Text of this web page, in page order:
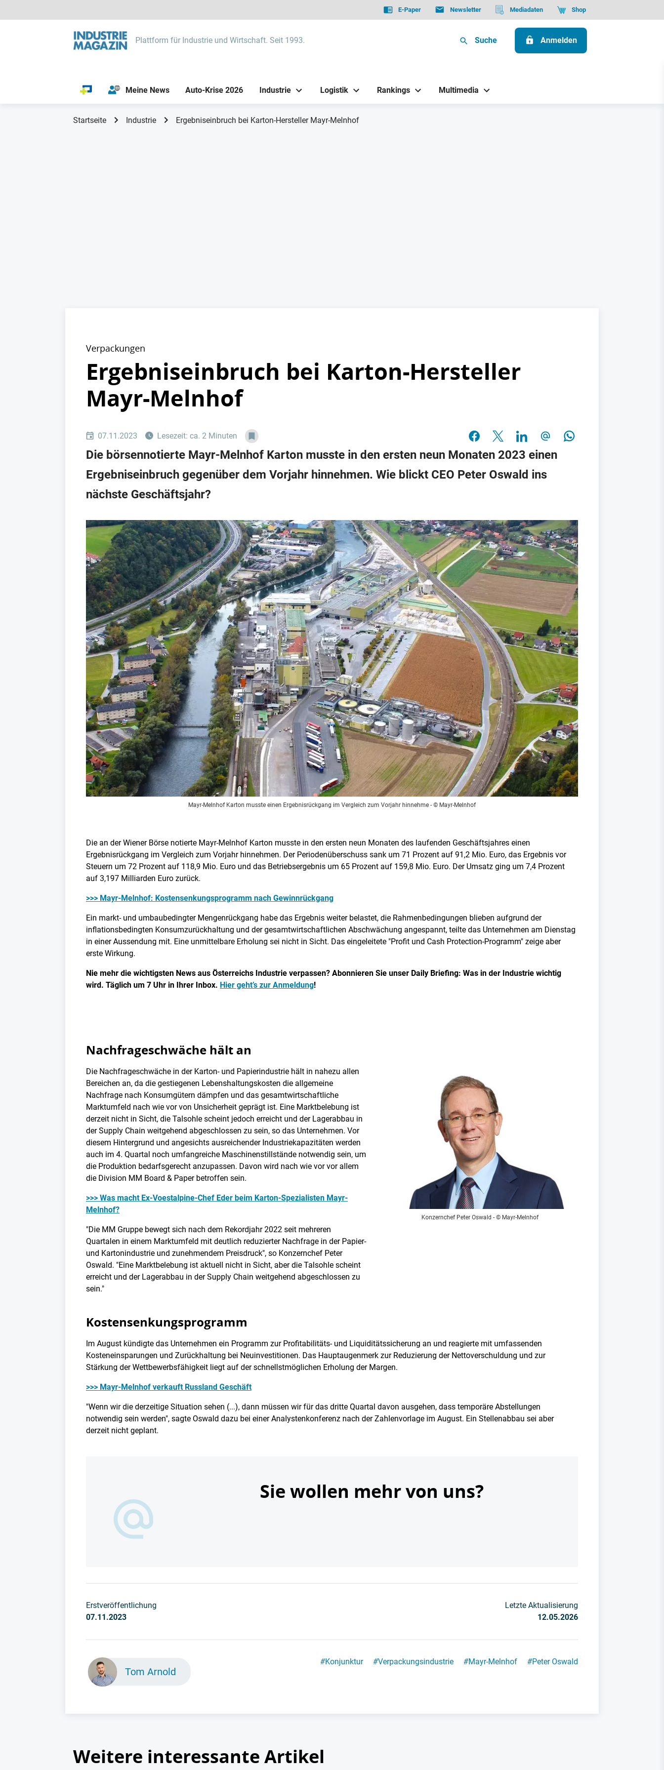
E-Paper Newsletter Mediadaten Shop
Plattform für Industrie und Wirtschaft. Seit 1993. Suche Anmelden
Meine News Auto-Krise 2026 Industrie Logistik Rankings Multimedia
Startseite Industrie Ergebniseinbruch bei Karton-Hersteller Mayr-Melnhof
Verpackungen
Ergebniseinbruch bei Karton-Hersteller
Mayr-Melnhof
07.11.2023 Lesezeit: ca. 2 Minuten
Die börsennotierte Mayr-Melnhof Karton musste in den ersten neun Monaten 2023 einen
Ergebniseinbruch gegenüber dem Vorjahr hinnehmen. Wie blickt CEO Peter Oswald ins
nächste Geschäftsjahr?
Mayr-Melnhof Karton musste einen Ergebnisrückgang im Vergleich zum Vorjahr hinnehme - © Mayr-Melnhof
Die an der Wiener Börse notierte Mayr-Melnhof Karton musste in den ersten neun Monaten des laufenden Geschäftsjahres einen
Ergebnisrückgang im Vergleich zum Vorjahr hinnehmen. Der Periodenüberschuss sank um 71 Prozent auf 91,2 Mio. Euro, das Ergebnis vor
Steuern um 72 Prozent auf 118,9 Mio. Euro und das Betriebsergebnis um 65 Prozent auf 159,8 Mio. Euro. Der Umsatz ging um 7,4 Prozent
auf 3,197 Milliarden Euro zurück.
>>> Mayr-Melnhof: Kostensenkungsprogramm nach Gewinnrückgang
Ein markt- und umbaubedingter Mengenrückgang habe das Ergebnis weiter belastet, die Rahmenbedingungen blieben aufgrund der
inflationsbedingten Konsumzurückhaltung und der gesamtwirtschaftlichen Abschwächung angespannt, teilte das Unternehmen am Dienstag
in einer Aussendung mit. Eine unmittelbare Erholung sei nicht in Sicht. Das eingeleitete "Profit und Cash Protection-Programm" zeige aber
erste Wirkung.
Nie mehr die wichtigsten News aus Österreichs Industrie verpassen? Abonnieren Sie unser Daily Briefing: Was in der Industrie wichtig
wird. Täglich um 7 Uhr in Ihrer Inbox. Hier geht’s zur Anmeldung!
Nachfrageschwäche hält an
Die Nachfrageschwäche in der Karton- und Papierindustrie hält in nahezu allen
Bereichen an, da die gestiegenen Lebenshaltungskosten die allgemeine
Nachfrage nach Konsumgütern dämpfen und das gesamtwirtschaftliche
Marktumfeld nach wie vor von Unsicherheit geprägt ist. Eine Marktbelebung ist
derzeit nicht in Sicht, die Talsohle scheint jedoch erreicht und der Lagerabbau in
der Supply Chain weitgehend abgeschlossen zu sein, so das Unternehmen. Vor
diesem Hintergrund und angesichts ausreichender Industriekapazitäten werden
auch im 4. Quartal noch umfangreiche Maschinenstillstände notwendig sein, um
die Produktion bedarfsgerecht anzupassen. Davon wird nach wie vor vor allem
die Division MM Board & Paper betroffen sein.
>>> Was macht Ex-Voestalpine-Chef Eder beim Karton-Spezialisten Mayr-
Melnhof?
"Die MM Gruppe bewegt sich nach dem Rekordjahr 2022 seit mehreren
Quartalen in einem Marktumfeld mit deutlich reduzierter Nachfrage in der Papier-
und Kartonindustrie und zunehmendem Preisdruck", so Konzernchef Peter
Oswald. "Eine Marktbelebung ist aktuell nicht in Sicht, aber die Talsohle scheint
erreicht und der Lagerabbau in der Supply Chain weitgehend abgeschlossen zu
sein."
Konzernchef Peter Oswald - © Mayr-Melnhof
Kostensenkungsprogramm
Im August kündigte das Unternehmen ein Programm zur Profitabilitäts- und Liquiditätssicherung an und reagierte mit umfassenden
Kosteneinsparungen und Zurückhaltung bei Neuinvestitionen. Das Hauptaugenmerk zur Reduzierung der Nettoverschuldung und zur
Stärkung der Wettbewerbsfähigkeit liegt auf der schnellstmöglichen Erholung der Margen.
>>> Mayr-Melnhof verkauft Russland Geschäft
"Wenn wir die derzeitige Situation sehen (...), dann müssen wir für das dritte Quartal davon ausgehen, dass temporäre Abstellungen
notwendig sein werden", sagte Oswald dazu bei einer Analystenkonferenz nach der Zahlenvorlage im August. Ein Stellenabbau sei aber
derzeit nicht geplant.
Sie wollen mehr von uns?
Erstveröffentlichung
07.11.2023
Letzte Aktualisierung
12.05.2026
Tom Arnold
#Konjunktur #Verpackungsindustrie #Mayr-Melnhof #Peter Oswald
Weitere interessante Artikel